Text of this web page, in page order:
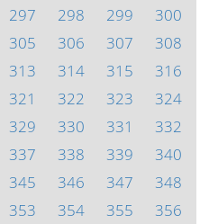
297 298 299
300
305 306 307
308
313 314 315
316
321 322 323
324
329 330 331
332
337 338 339
340
345 346 347
348
353 354 355 356